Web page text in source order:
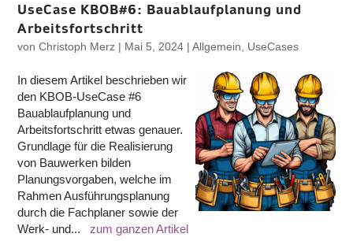
UseCase KBOB#6: Bauablaufplanung und
Arbeitsfortschritt
vonChristoph Merz | Mai 5, 2024 |Allgemein UseCases
In diesem Artikel beschrieben wir
den KBOB-UseCase #6
Bauablaufplanung und
Arbeitsfortschritt etwas genauer.
Grundlage für die Realisierung
von Bauwerken bilden
Planungsvorgaben, welche im
Rahmen Ausführungsplanung
durch die Fachplaner sowie der
Werk- und...
zum ganzen Artikel